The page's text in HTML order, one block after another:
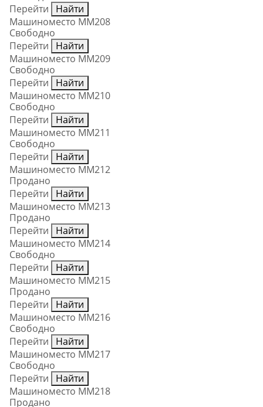
Перейти
Найти
Машиноместо ММ208
Свободно
Перейти
Найти
Машиноместо ММ209
Свободно
Перейти
Найти
Машиноместо ММ210
Свободно
Перейти
Найти
Машиноместо ММ211
Свободно
Перейти
Найти
Машиноместо ММ212
Продано
Перейти
Найти
Машиноместо ММ213
Продано
Перейти
Найти
Машиноместо ММ214
Свободно
Перейти
Найти
Машиноместо ММ215
Продано
Перейти
Найти
Машиноместо ММ216
Свободно
Перейти
Найти
Машиноместо ММ217
Свободно
Перейти
Найти
Машиноместо ММ218
Продано